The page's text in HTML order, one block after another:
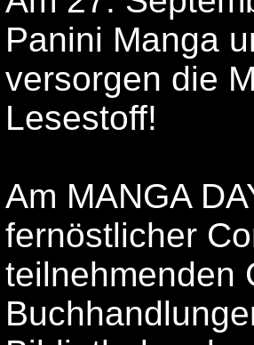
Panini Manga
versorgen die
Lesestoff!
Am MANGA
fernöstlicher
teilnehmenden